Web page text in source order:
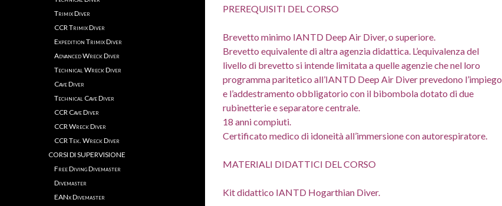
PREREQUISITI DEL CORSO
Brevetto minimo IANTD Deep Air Diver, o superiore.
Brevetto equivalente di altra agenzia didattica. L’equivalenza del
livello di brevetto si intende limitata a quelle agenzie che nel loro
programma paritetico all’IANTD Deep Air Diver prevedono l’impiego
e l’addestramento obbligatorio con il bibombola dotato di due
rubinetterie e separatore centrale.
18 anni compiuti.
Certificato medico di idoneità all’immersione con autorespiratore.
MATERIALI DIDATTICI DEL CORSO
Kit didattico IANTD Hogarthian Diver.
Trimix Diver
CCR Trimix Diver
Expedition Trimix Diver
Advanced Wreck Diver
Technical Wreck Diver
Cave Diver
Technical Cave Diver
CCR Cave Diver
CCR Wreck Diver
CCR Tek. Wreck Diver
CORSI DI SUPERVISIONE
Free Diving Divemaster
Divemaster
EANx Divemaster